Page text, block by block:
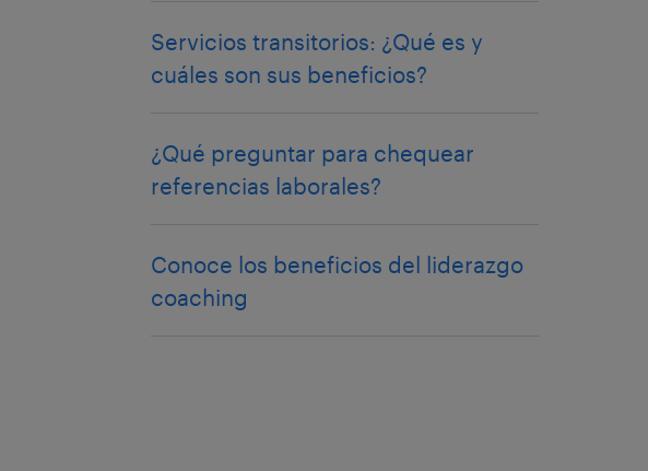
Servicios transitorios: ¿Qué es y
cuáles son sus beneficios?
¿Qué preguntar para chequear
referencias laborales?
Conoce los beneficios del liderazgo
coaching